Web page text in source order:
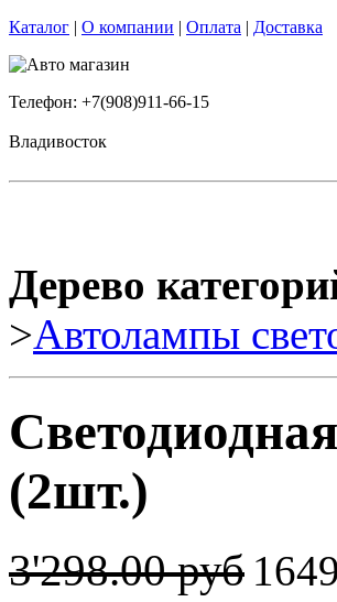
Каталог | О компании | Оплата | Доставка
Телефон: +7(908)911-66-15
Владивосток
Дерево
>Автолампы
(2шт.)
3'298.00 руб